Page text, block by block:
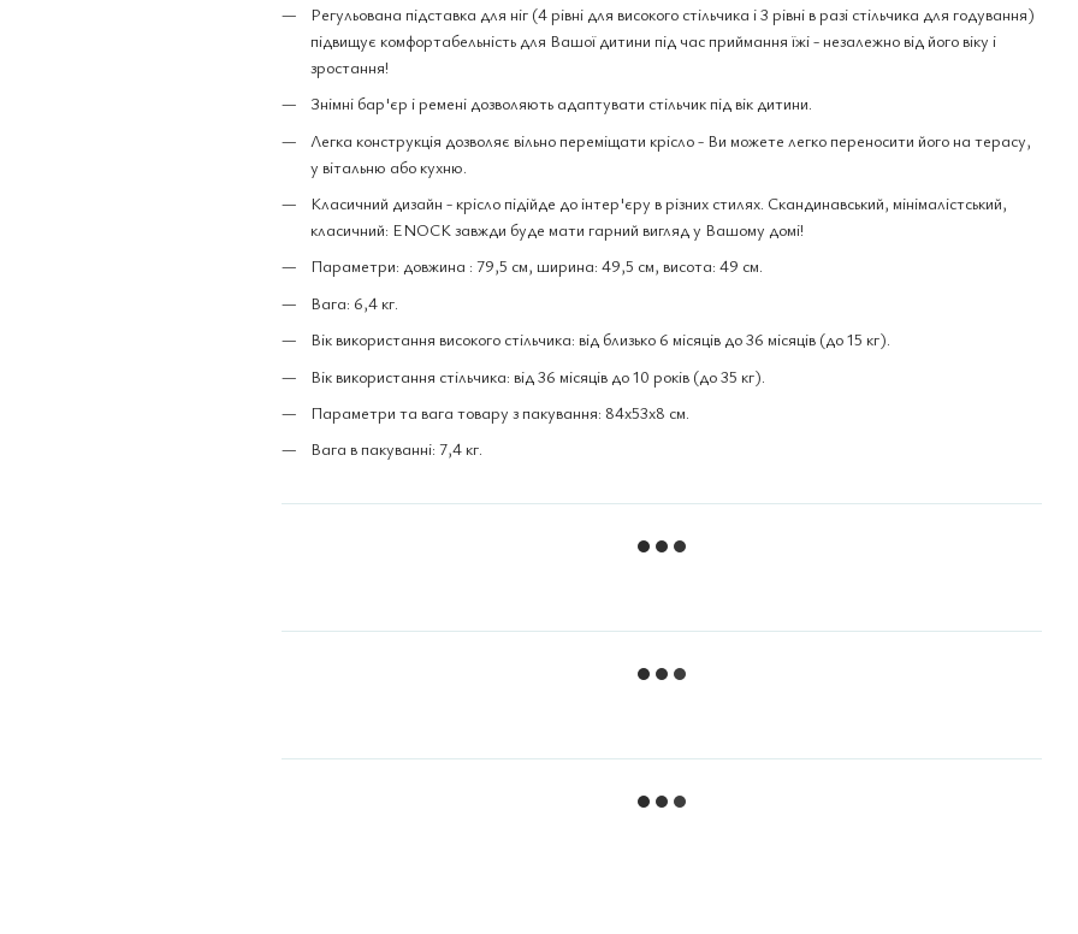
Регульована підставка для ніг (4 рівні для високого стільчика і 3 рівні в разі стільчика для годування)
підвищує комфортабельність для Вашої дитини під час приймання їжі - незалежно від його віку і
зростання!
Знімні бар'єр і ремені дозволяють адаптувати стільчик під вік дитини.
Легка конструкція дозволяє вільно переміщати крісло - Ви можете легко переносити його на терасу,
у вітальню або кухню.
Класичний дизайн - крісло підійде до інтер'єру в різних стилях. Скандинавський, мінімалістський,
класичний: ENOCK завжди буде мати гарний вигляд у Вашому домі!
Параметри: довжина : 79,5 см, ширина: 49,5 см, висота: 49 см.
Вага: 6,4 кг.
Вік використання високого стільчика: від близько 6 місяців до 36 місяців (до 15 кг).
Вік використання стільчика: від 36 місяців до 10 років (до 35 кг).
Параметри та вага товару з пакування: 84x53x8 см.
Вага в пакуванні: 7,4 кг.